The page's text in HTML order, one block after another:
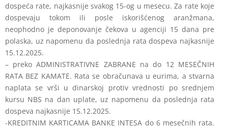
dospeća rate, najkasnije svakog 15-og u mesecu. Za rate koje
dospevaju tokom ili posle iskorišćenog aranžmana,
neophodno je deponovanje čekova u agenciji 15 dana pre
polaska, uz napomenu da poslednja rata dospeva najkasnije
15.12.2025.
– preko ADMINISTRATIVNE ZABRANE na do 12 MESEČNIH
RATA BEZ KAMATE. Rata se obračunava u eurima, a stvarna
naplata se vrši u dinarskoj protiv vrednosti po srednjem
kursu NBS na dan uplate, uz napomenu da poslednja rata
dospeva najkasnije 15.12.2025.
-KREDITNIM KARTICAMA BANKE INTESA do 6 mesečnih rata.